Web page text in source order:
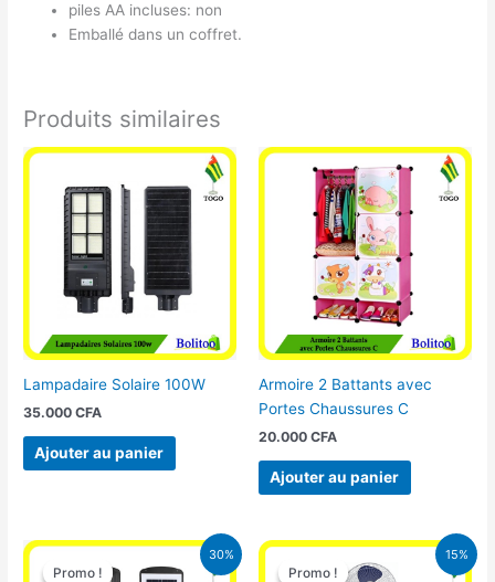
piles AA incluses: non
Emballé dans un coffret.
Produits similaires
Lampadaire Solaire 100W
35.000CFA
Ajouter au panier
Armoire 2 Battants avec
Portes Chaussures C
20.000 CFA
Ajouter au panier
30%
Promo !
Promo !
Le
prix
Le
prix
15%
Promo !
Promo !
Le
prix
Le